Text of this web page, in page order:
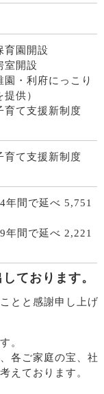
園開設
房室開設
園・利府にっこり
供）
育て支援新制度
育て支援新制度
間で延べ 5,751
間で延べ 2,221
ております。
とと感謝申し上げ
。
各ご家庭の宝、社
えております。